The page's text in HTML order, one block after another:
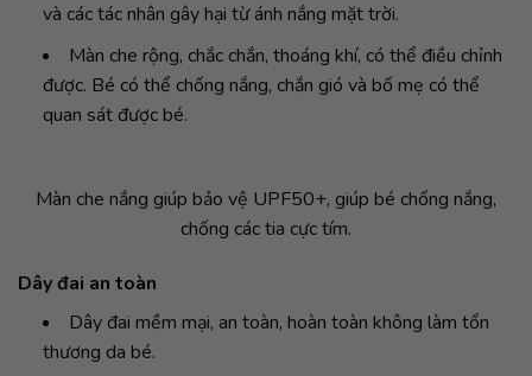
và các tác nhân gây hại từ ánh nắng mặt trời.
Màn che rộng, chắc chắn, thoáng khí, có thể điều chỉnh
được. Bé có thể chống nắng, chắn gió và bố mẹ có thể
quan sát được bé.
Màn che nắng giúp bảo vệ UPF50+, giúp bé chống nắng,
chống các tia cực tím.
Dây đai an toàn
Dây đai mềm mại, an toàn, hoàn toàn không làm tổn
thương da bé.